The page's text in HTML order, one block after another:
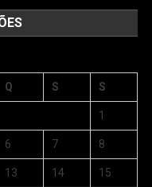
Q S S
1
6 7 8
13 14 15